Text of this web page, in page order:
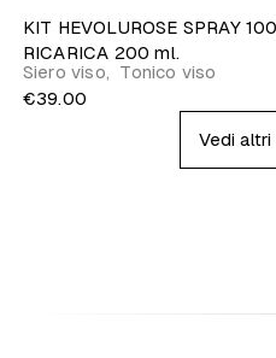
KIT HEVOLUROSE SPRAY
RICARICA 200 ml.
Siero viso, Tonico viso
€39.00
Vedi